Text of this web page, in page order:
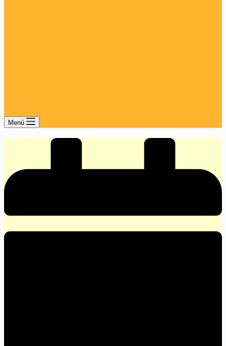
Menú